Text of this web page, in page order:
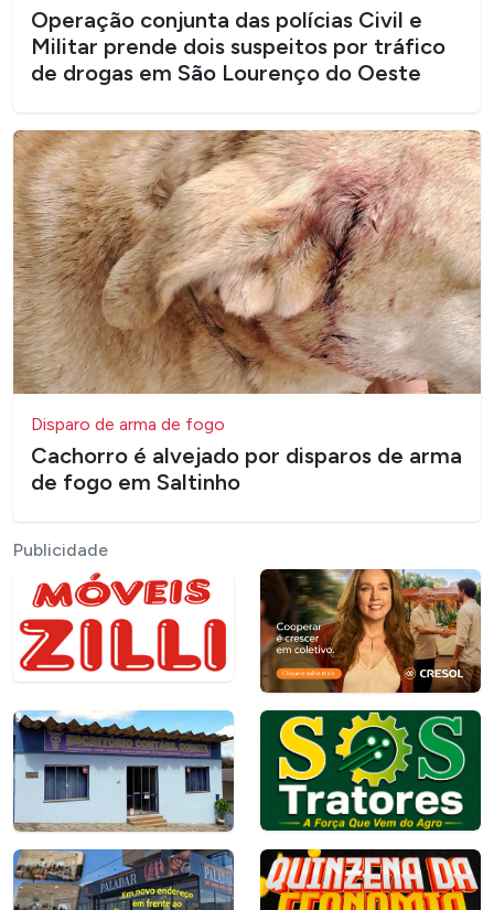
Operação conjunta das polícias Civil e
Militar prende dois suspeitos por tráfico
de drogas em São Lourenço do Oeste
Disparo de arma de fogo
Cachorro é alvejado por disparos de arma
de fogo em Saltinho
Publicidade